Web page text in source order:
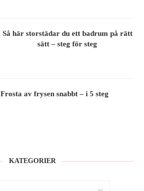
Så här storstädar du ett badrum på rätt
sätt – steg för steg
Frosta av frysen snabbt – i 5 steg
KATEGORIER